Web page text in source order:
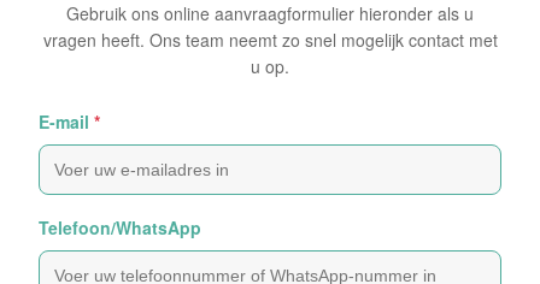
Gebruik ons online aanvraagformulier hieronder als u
vragen heeft. Ons team neemt zo snel mogelijk contact met
u op.
E-mail *
Telefoon/WhatsApp